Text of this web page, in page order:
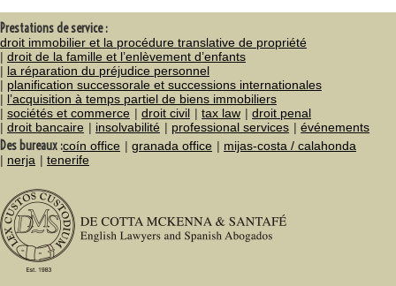
Prestations de service :
droit immobilier et la procédure translative de propriété
droit de la famille et l’enlèvement d’enfants
la réparation du préjudice personnel
planification successorale et successions internationales
l’acquisition à temps partiel de biens immobiliers
sociétés et commerce
droit civil tax law
droit penal
droit bancaire
insolvabilité professional services événements
Des bureaux :coín office granada office
mijas-costa / calahonda
nerja
tenerife